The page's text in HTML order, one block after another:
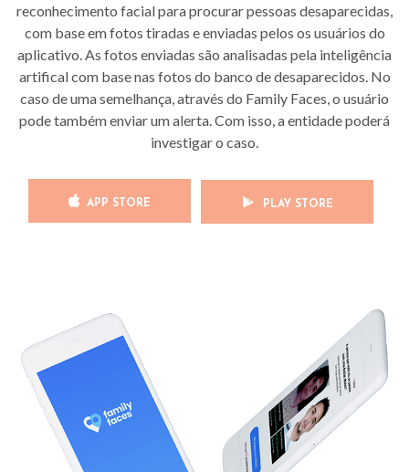
reconhecimento facial para procurar pessoas desaparecidas,
com base em fotos tiradas e enviadas pelos os usuários do
aplicativo. As fotos enviadas são analisadas pela inteligência
artifical com base nas fotos do banco de desaparecidos. No
caso de uma semelhança, através do Family Faces, o usuário
pode também enviar um alerta. Com isso, a entidade poderá
investigar o caso.
APP STORE PLAY STORE